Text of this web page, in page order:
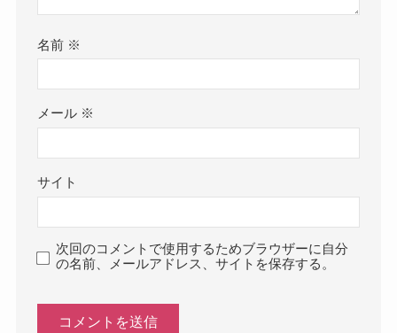
名前 ※
メール ※
サイト
次回のコメントで使用するためブラウザーに自分
の名前、メールアドレス、サイトを保存する。